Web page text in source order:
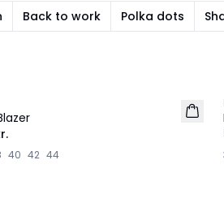
Back to work Polka dots
40 42 44